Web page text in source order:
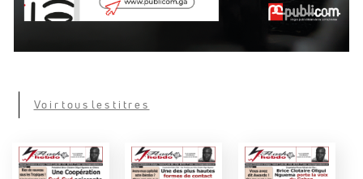
Voir tous les titres